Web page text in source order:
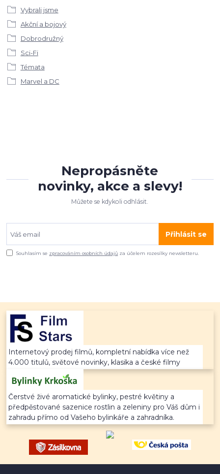
Vybrali jsme
Akční a bojový
Dobrodružný
Sci-Fi
Témata
Marvel a DC
Nepropásněte
novinky, akce a slevy!
Můžete se kdykoli odhlásit.
Přihlásit se
Souhlasím se zpracováním osobních údajů za účelem rozesílky newsletteru.
Internetový prodej filmů, kompletní nabídka více než
4.000 titulů, světové novinky, klasika a české filmy
Čerstvé živé aromatické bylinky, pestré květiny a
předpěstované sazenice rostlin a zeleniny pro Váš dům i
zahradu přímo od Vašeho bylinkáře a zahradníka.